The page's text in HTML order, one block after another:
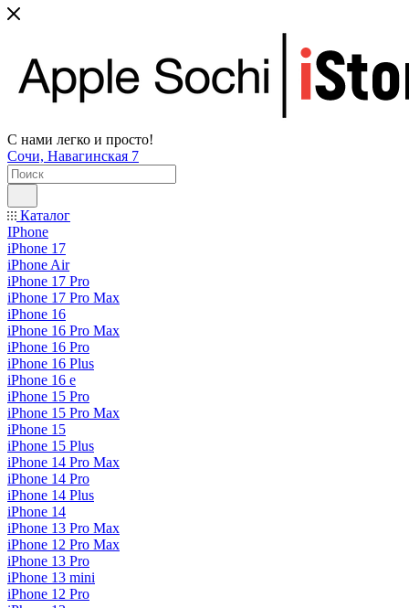
С нами легко и просто!
Сочи, Навагинская 7
Каталог
IPhone
iPhone 17
iPhone Air
iPhone 17 Pro
iPhone 17 Pro Max
iPhone 16
iPhone 16 Pro Max
iPhone 16 Pro
iPhone 16 Plus
iPhone 16 e
iPhone 15 Pro
iPhone 15 Pro Max
iPhone 15
iPhone 15 Plus
iPhone 14 Pro Max
iPhone 14 Pro
iPhone 14 Plus
iPhone 14
iPhone 13 Pro Max
iPhone 12 Pro Max
iPhone 13 Pro
iPhone 13 mini
iPhone 12 Pro